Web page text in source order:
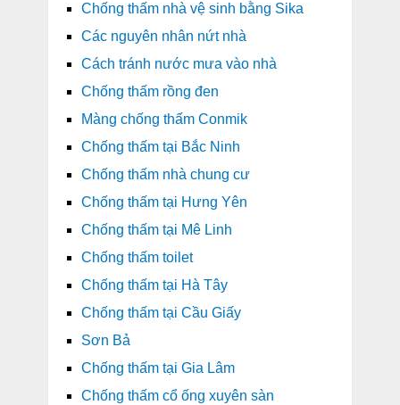
Chống thấm nhà vệ sinh bằng Sika
Các nguyên nhân nứt nhà
Cách tránh nước mưa vào nhà
Chống thấm rồng đen
Màng chống thấm Conmik
Chống thấm tại Bắc Ninh
Chống thấm nhà chung cư
Chống thấm tại Hưng Yên
Chống thấm tại Mê Linh
Chống thấm toilet
Chống thấm tại Hà Tây
Chống thấm tại Cầu Giấy
Sơn Bả
Chống thấm tại Gia Lâm
Chống thấm cổ ống xuyên sàn